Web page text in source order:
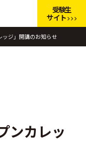
受験生
サイト
ッジ」開講のお知らせ
ンカレッ